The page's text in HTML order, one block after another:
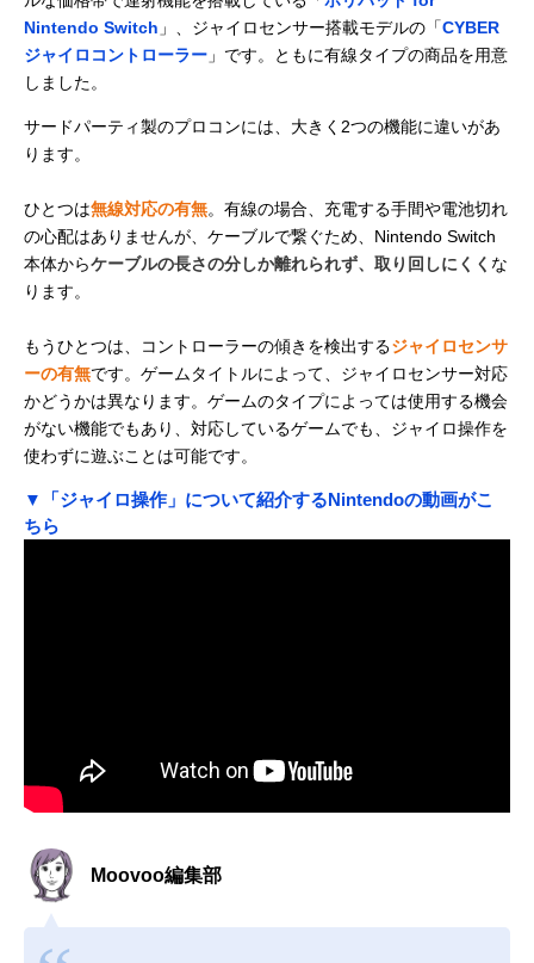
Nintendo Switch 」、ジャイロセンサー搭載モデルの「CYBER
ジャイロコントローラー 」です。ともに有線タイプの商品を用意
しました。
サードパーティ製のプロコンには、大きく2つの機能に違いがあ
ります。
ひとつは無線対応の有無。有線の場合、充電する手間や電池切れ
の心配はありませんが、ケーブルで繋ぐため、Nintendo Switch
本体からケーブルの長さの分しか離れられず、取り回しにくく な
ります。
もうひとつは、コントローラーの傾きを検出するジャイロセンサ
ーの有無です。ゲームタイトルによって、ジャイロセンサー対応
かどうかは異なります。ゲームのタイプによっては使用する機会
がない機能でもあり、対応しているゲームでも、ジャイロ操作を
使わずに遊ぶことは可能です。
▼「ジャイロ操作」について紹介するNintendoの動画がこ
ちら
Moovoo編集部